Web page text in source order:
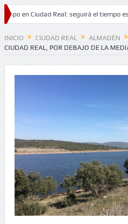
Ciudad Real: seguirá el tiempo estable,
INICIO CIUDAD REAL ALMADÉN
CIUDAD REAL, POR DEBAJO DE LA